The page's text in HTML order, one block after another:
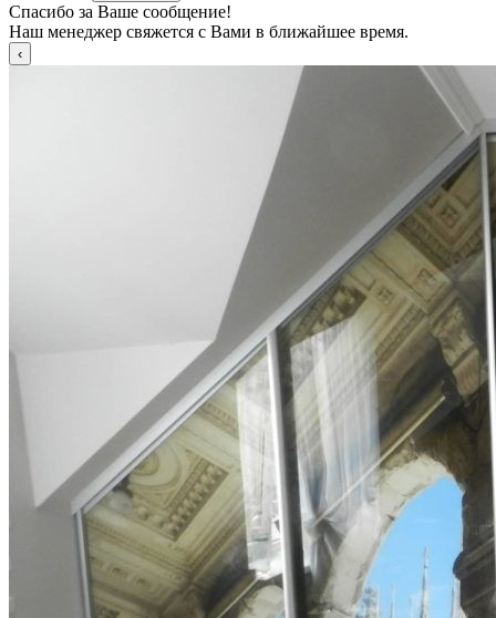
Спасибо за Ваше сообщение!
Наш менеджер свяжется с Вами в ближайшее время.